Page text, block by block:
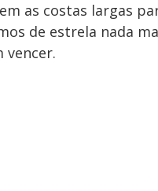
as costas largas
de estrela nada
vencer.